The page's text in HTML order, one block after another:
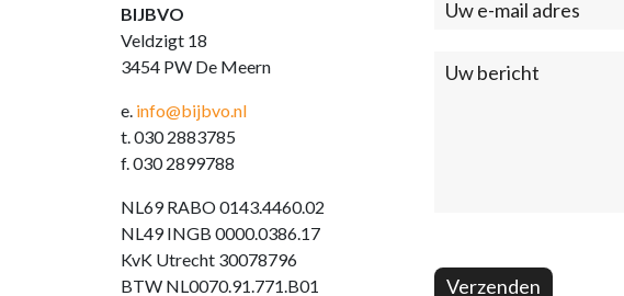
BIJBVO
Veldzigt 18
3454 PW De Meern
e. info@bijbvo.nl
t. 030 2883785
f. 030 2899788
NL69 RABO 0143.4460.02
NL49 INGB 0000.0386.17
KvK Utrecht 30078796
BTW NL0070.91.771.B01
Verzenden